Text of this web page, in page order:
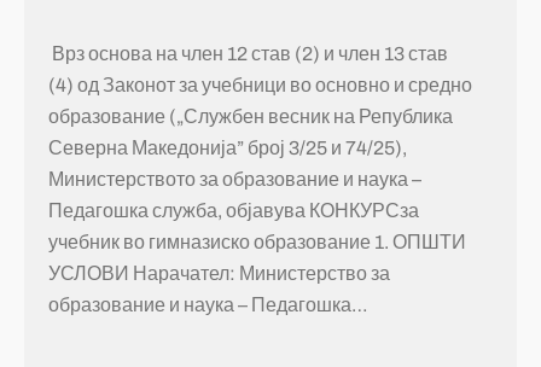
Врз основа на член 12 став (2) и член 13 став
(4) од Законот за учебници во основно и средно
образование („Службен весник на Република
Северна Македонија” број 3/25 и 74/25),
Министерството за образование и наука –
Педагошка служба, објавува КОНКУРСза
учебник во гимназиско образование 1. ОПШТИ
УСЛОВИ Нарачател: Министерство за
образование и наука – Педагошка…